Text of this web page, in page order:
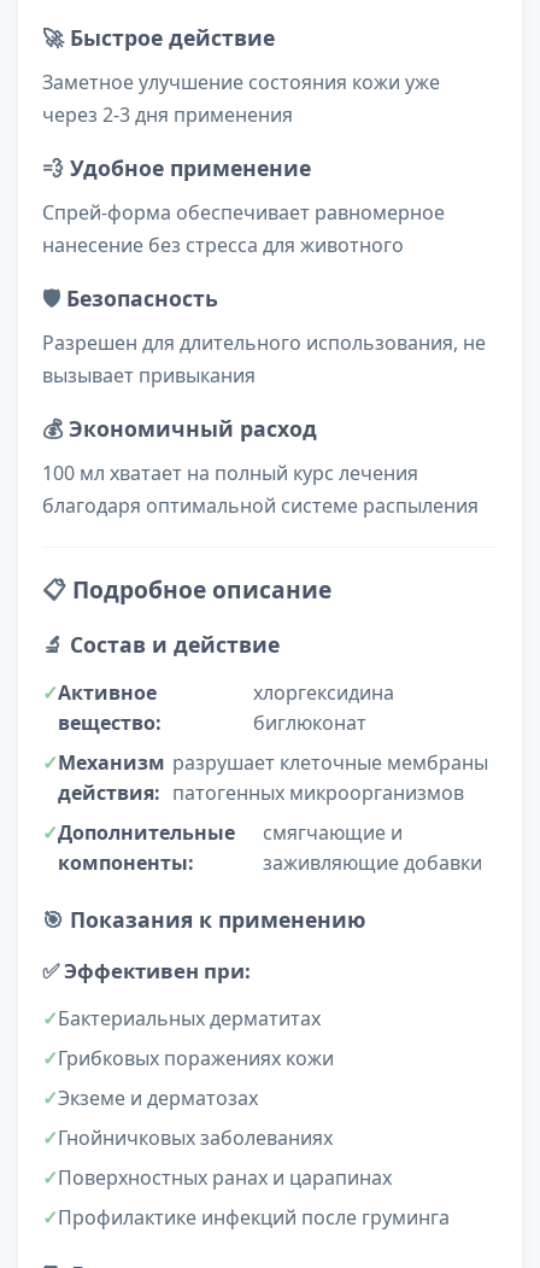
🚀 Быстрое действие
Заметное улучшение состояния кожи уже
через 2-3 дня применения
💨 Удобное применение
Спрей-форма обеспечивает равномерное
нанесение без стресса для животного
🛡️ Безопасность
Разрешен для длительного использования, не
вызывает привыкания
💰 Экономичный расход
100 мл хватает на полный курс лечения
благодаря оптимальной системе распыления
📋 Подробное описание
🔬 Состав и действие
Активное
вещество:
хлоргексидина
биглюконат
Механизм
действия:
разрушает клеточные мембраны
патогенных микроорганизмов
Дополнительные
компоненты:
смягчающие и
заживляющие добавки
🎯 Показания к применению
✅Эффективен при:
Бактериальных дерматитах
Грибковых поражениях кожи
Экземе и дерматозах
Гнойничковых заболеваниях
Поверхностных ранах и царапинах
Профилактике инфекций после груминга